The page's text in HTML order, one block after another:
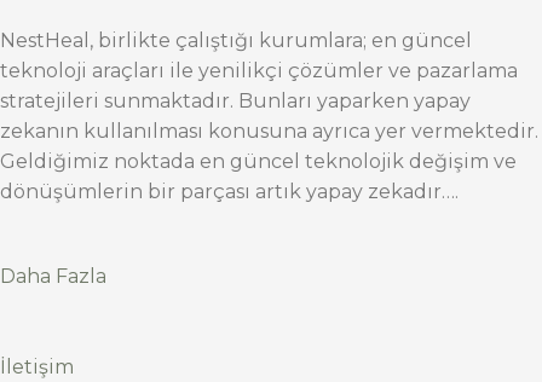
NestHeal, birlikte çalıştığı kurumlara; en güncel
teknoloji araçları ile yenilikçi çözümler ve pazarlama
stratejileri sunmaktadır. Bunları yaparken yapay
zekanın kullanılması konusuna ayrıca yer vermektedir.
Geldiğimiz noktada en güncel teknolojik değişim ve
dönüşümlerin bir parçası artık yapay zekadır….
Daha Fazla
İletişim